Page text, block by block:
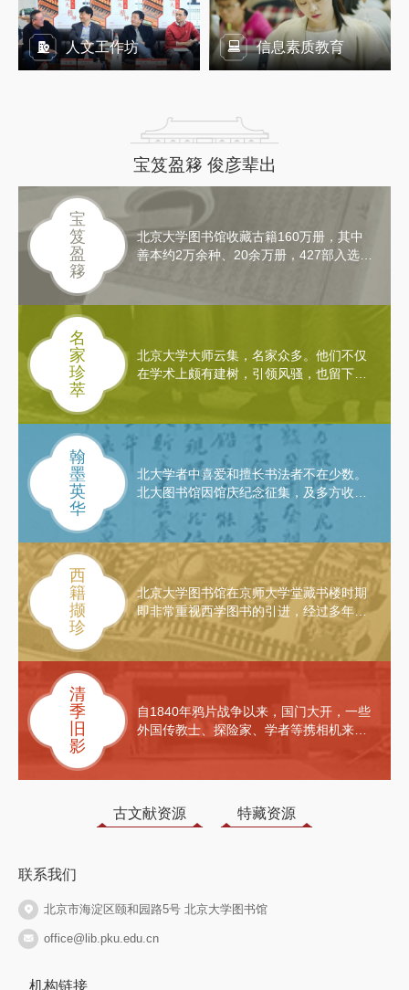
人文工作坊 信息素质教育
宝笈盈簃 俊彦辈出
宝
笈
盈
簃
北京大学图书馆收藏古籍160万册，其中
善本约2万余种、20余万册，427部入选
金石拓片4万余种、8万余件，古代舆图
均列全国高校图书馆之首，在全国图书馆
中位居第三。2008年，北京大学图书馆被
列为第一批全国古籍重点保护单位。
名
家
珍
萃
北京大学大师云集，名家众多。他们不仅
在学术上颇有建树，引领风骚，也留下了
稿、书信、日记、藏书题记、藏书章、照
片、证书等。在这里你可以看到胡适的
《说儒》手稿，邓广铭的毕业论文，徐志
摩的赠书题记，侯仁之的藏书题记，江泽
涵的学部委员证书，胡适的名誉博士证
书，沈从文的书信，陈翰笙的日记，
……，点点滴滴，勾勒出北大的学术气象
和学术传统。
翰
墨
英
华
北大学者中喜爱和擅长书法者不在少数。
北大图书馆因馆庆纪念征集，及多方收
集，现收藏有北大学者书法作品上百幅。
这些学者包括梁漱溟、邓以蛰、周培源、
张岱年、费孝通、季羡林、邓广铭、任继
愈、金开诚、宿白、罗荣渠、厉以宁、金
克木、陈贻焮、赵宝煦、田余庆、孙玉
石、吴小如、李志敏、高明、杨辛、袁行
霈等。他们的书法作品或苍劲有力，或清
雅俊逸，所书内容或来自人生体悟，或录
名诗佳句，不仅给人美的享受，也给人思
西
籍
撷
珍
北京大学图书馆在京师大学堂藏书楼时期
即非常重视西学图书的引进，经过多年积
累，加之原燕京大学、中法大学、中德学
会相关旧藏的并入，西文图书蔚为大观，
堪称国内高校图书馆之翘楚。本馆现有西
瑞士巴塞尔出版的希腊文版《几何原
本》。西文善本中西方汉学的相关收藏颇
具规模，既有研究中国的经典之作，也有
清
季
旧
影
自1840年鸦片战争以来，国门大开，一些
外国传教士、探险家、学者等携相机来到
的记录文字中出版，因此西文图书中的清
末图像是了解当时的历史文化与社会变迁
的重要参考。从这些图片中，我们可以看
错，华夏文明与西方文明的冲突与融合，
古文献资源 特藏资源
联系我们
北京市海淀区颐和园路5号 北京大学图书馆
office@lib.pku.edu.cn
机构链接